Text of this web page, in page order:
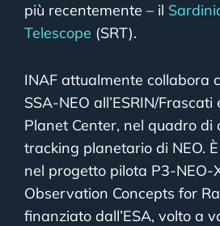
più recentemente – il
Telescope (SRT).
INAF attualmente collabora
SSA-NEO all’ESRIN/
Planet Center, nel quadro di
tracking planetario di NEO.
nel progetto pilota P3-NEO-
Observation Concepts for
finanziato dall’ESA, volto a